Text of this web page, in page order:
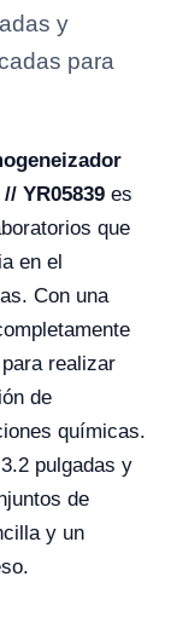
y
para
YR05839 es
que
en el
Con una
realizar
de
químicas.
pulgadas y
de
y un